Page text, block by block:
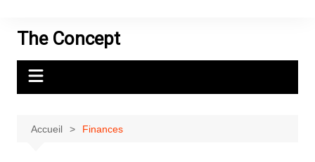
contenuThe Concept
Accueil Finances